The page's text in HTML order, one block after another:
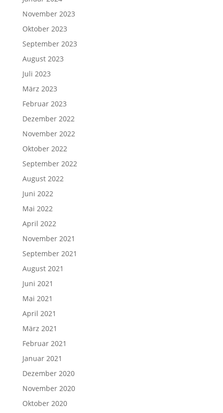
November 2023
Oktober 2023
September 2023
August 2023
Juli 2023
März 2023
Februar 2023
Dezember 2022
November 2022
Oktober 2022
September 2022
August 2022
Juni 2022
Mai 2022
April 2022
November 2021
September 2021
August 2021
Juni 2021
Mai 2021
April 2021
März 2021
Februar 2021
Januar 2021
Dezember 2020
November 2020
Oktober 2020